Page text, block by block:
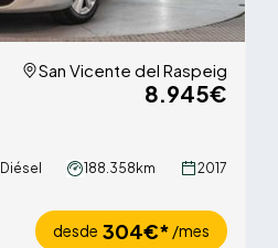
San Vicente del Raspeig
8.945€
Diésel 188.358km 2017
desde 304€* /mes